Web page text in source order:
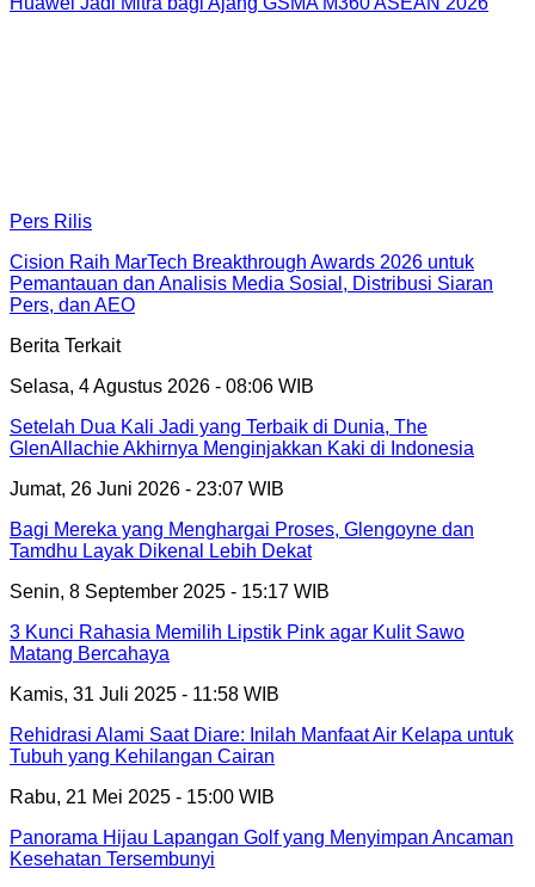
Pers Rilis
Cision Raih MarTech Breakthrough Awards 2026 untuk
Pemantauan dan Analisis Media Sosial, Distribusi Siaran
Pers, dan AEO
Berita Terkait
Selasa, 4 Agustus 2026 - 08:06 WIB
Setelah Dua Kali Jadi yang Terbaik di Dunia, The
GlenAllachie Akhirnya Menginjakkan Kaki di Indonesia
Jumat, 26 Juni 2026 - 23:07 WIB
Bagi Mereka yang Menghargai Proses, Glengoyne dan
Tamdhu Layak Dikenal Lebih Dekat
Senin, 8 September 2025 - 15:17 WIB
3 Kunci Rahasia Memilih Lipstik Pink agar Kulit Sawo
Matang Bercahaya
Kamis, 31 Juli 2025 - 11:58 WIB
Rehidrasi Alami Saat Diare: Inilah Manfaat Air Kelapa untuk
Tubuh yang Kehilangan Cairan
Rabu, 21 Mei 2025 - 15:00 WIB
Panorama Hijau Lapangan Golf yang Menyimpan Ancaman
Kesehatan Tersembunyi